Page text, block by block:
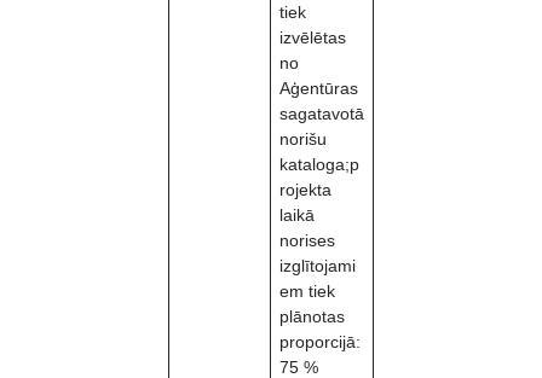
tiek
izvēlētas
no
Aģentūras
sagatavotā
norišu
kataloga;p
rojekta
laikā
norises
izglītojami
em tiek
plānotas
proporcijā:
75 %